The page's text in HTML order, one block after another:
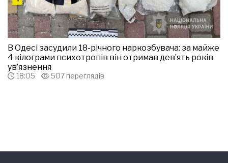
В Одесі засудили 18-річного наркозбувача: за майже
4 кілограми психотропів він отримав дев’ять років
ув’язнення
18:05 507 переглядів